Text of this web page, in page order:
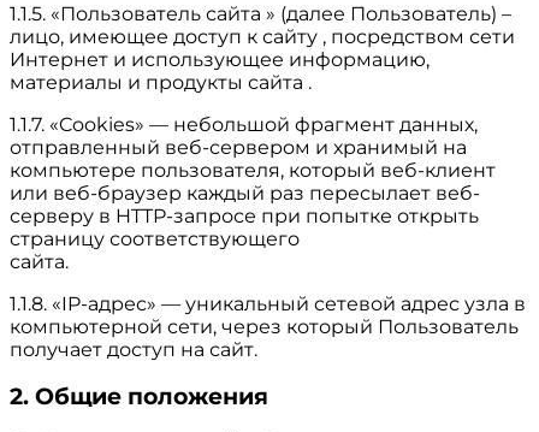
1.1.5. «Пользователь сайта » (далее Пользователь) –
лицо, имеющее доступ к сайту , посредством сети
Интернет и использующее информацию,
материалы и продукты сайта .
1.1.7. «Cookies» — небольшой фрагмент данных,
отправленный веб-сервером и хранимый на
компьютере пользователя, который веб-клиент
или веб-браузер каждый раз пересылает веб-
серверу в HTTP-запросе при попытке открыть
страницу соответствующего
сайта.
1.1.8. «IP-адрес» — уникальный сетевой адрес узла в
компьютерной сети, через который Пользователь
получает доступ на сайт.
2. Общие положения